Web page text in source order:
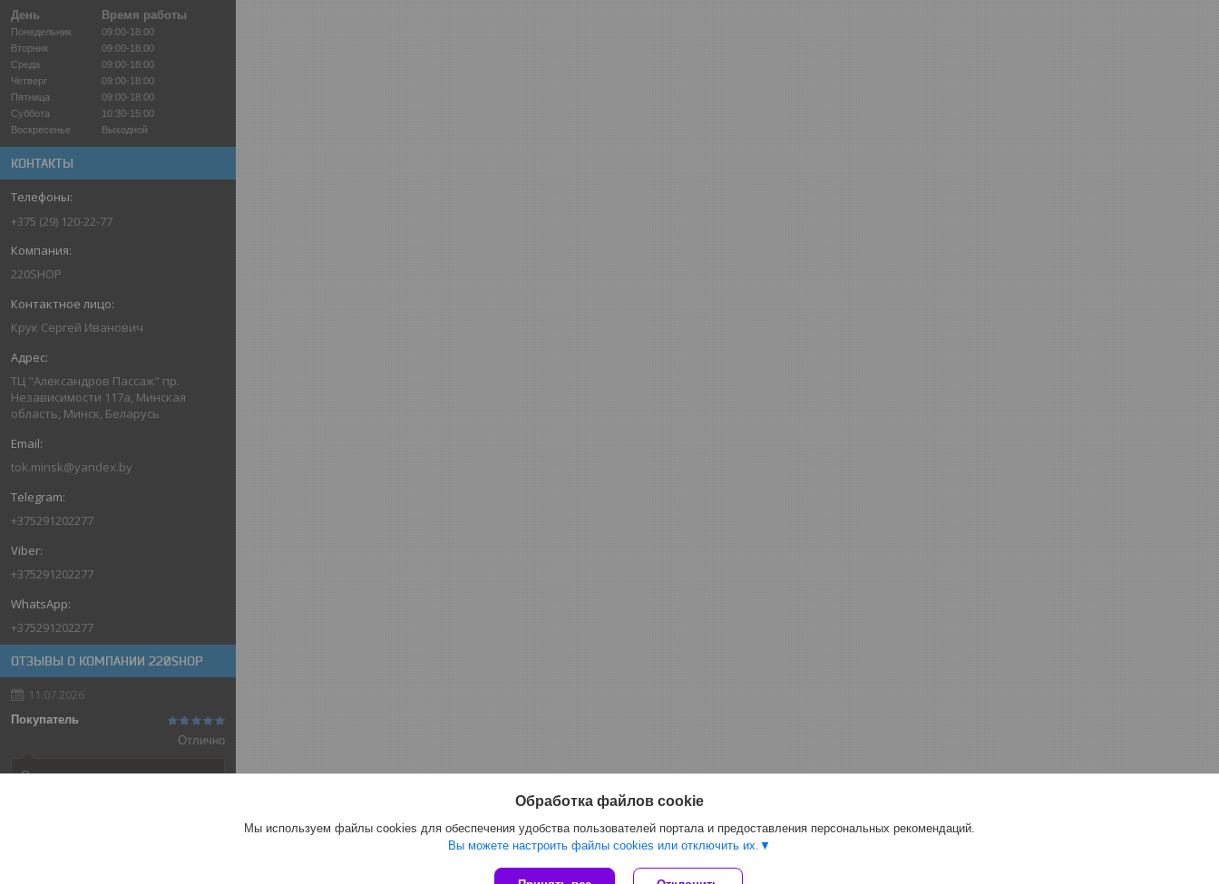
День
Время работы
Понедельник
09:00-18:00
Вторник
09:00-18:00
Среда
09:00-18:00
Четверг
09:00-18:00
Пятница
09:00-18:00
Суббота
10:30-15:00
Воскресенье
Выходной
КОНТАКТЫ
+375 (29) 120-22-77
220SHOP
Крук Сергей Иванович
ТЦ "Александров Пассаж" пр.
Независимости 117а, Минская
область, Минск, Беларусь
tok.minsk@yandex.by
+375291202277
+375291202277
+375291202277
ОТЗЫВЫ О КОМПАНИИ 220SHOP
11.07.2026
Покупатель
Отлично
Оригинальные товары автоматов
Обработка файлов cookie
Мы используем файлы cookies для обеспечения удобства пользователей портала и предоставления персональных рекомендаций.
Вы можете настроить файлы cookies или отключить их.